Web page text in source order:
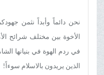
نحن دائماً وأبداً نثمن
الأخوة بین مختلف شرائح
في ردم الهوة في بنیانها
الذین یریدون بالاسلام سوءاً!